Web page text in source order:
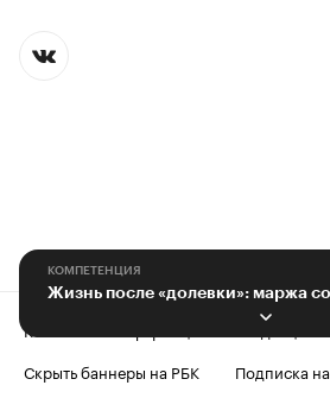
КОМПЕТЕНЦИЯ
Контактная информация
Редакция
Скрыть баннеры на РБК
Подписка